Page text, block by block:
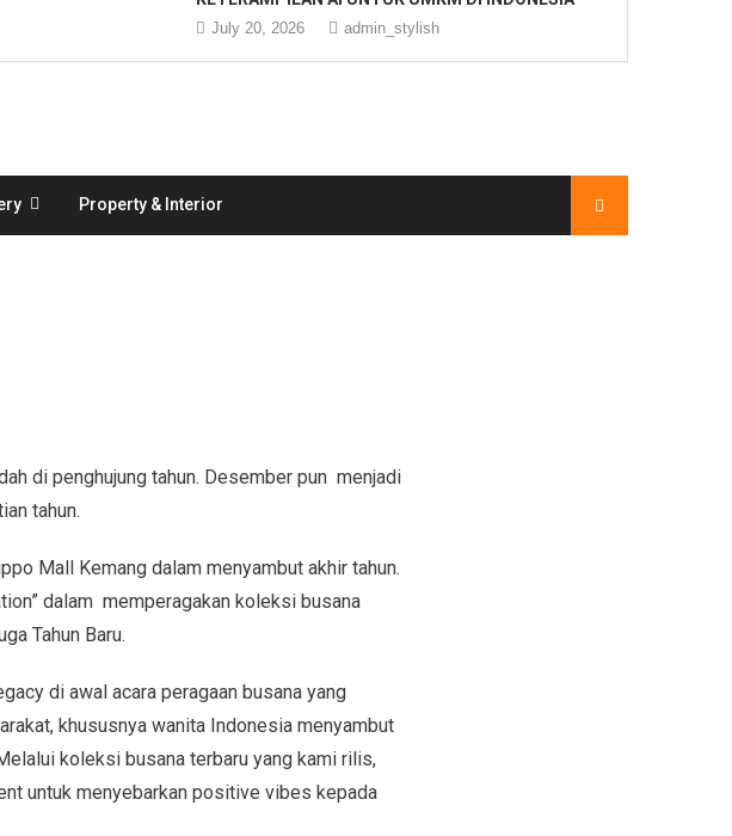
July 20, 2026 admin_stylish
Property & Interior
di penghujung tahun. Desember pun menjadi
tahun.
Mall Kemang dalam menyambut akhir tahun.
dalam memperagakan koleksi busana
Tahun Baru.
di awal acara peragaan busana yang
khususnya wanita Indonesia menyambut
koleksi busana terbaru yang kami rilis,
untuk menyebarkan positive vibes kepada